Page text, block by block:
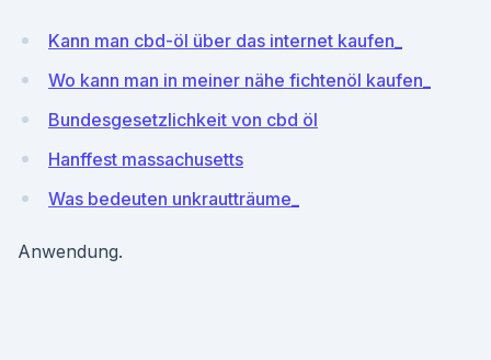
Kann man cbd-öl über das internet kaufen_
Wo kann man in meiner nähe fichtenöl kaufen_
Bundesgesetzlichkeit von cbd öl
Hanffest massachusetts
Was bedeuten unkrautträume_
Anwendung.